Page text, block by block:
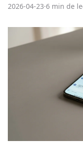
2026-04-23·6 min de